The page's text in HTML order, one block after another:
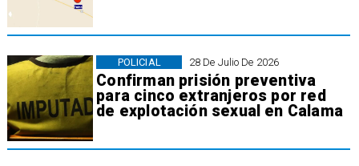
28 De Julio De 2026
Confirman prisión preventiva
para cinco extranjeros por red
de explotación sexual en Calama
POLICIAL